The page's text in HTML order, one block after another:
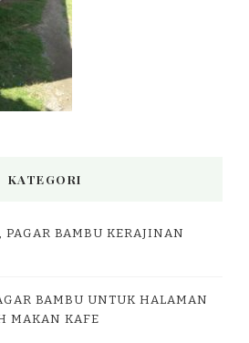
KATEGORI
PAGAR BAMBU KERAJINAN
BAMBU UNTUK HALAMAN
MAKAN KAFE